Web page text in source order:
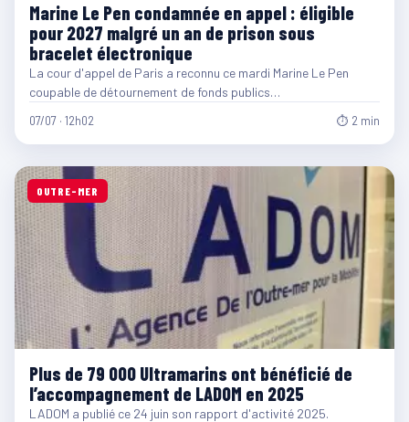
Marine Le Pen condamnée en appel : éligible
pour 2027 malgré un an de prison sous
bracelet électronique
La cour d'appel de Paris a reconnu ce mardi Marine Le Pen
coupable de détournement de fonds publics…
07/07 · 12h02 ⏱ 2 min
OUTRE-MER
Plus de 79 000 Ultramarins ont bénéficié de
l’accompagnement de LADOM en 2025
LADOM a publié ce 24 juin son rapport d'activité 2025.